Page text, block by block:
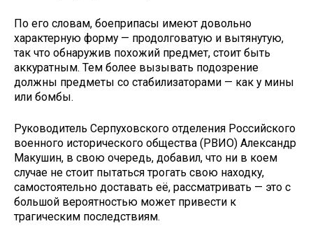
По его словам, боеприпасы имеют довольно
характерную форму — продолговатую и вытянутую,
так что обнаружив похожий предмет, стоит быть
аккуратным. Тем более вызывать подозрение
должны предметы со стабилизаторами — как у мины
или бомбы.
Руководитель Серпуховского отделения Российского
военного исторического общества (РВИО) Александр
Макушин, в свою очередь, добавил, что ни в коем
случае не стоит пытаться трогать свою находку,
самостоятельно доставать её, рассматривать — это с
большой вероятностью может привести к
трагическим последствиям.